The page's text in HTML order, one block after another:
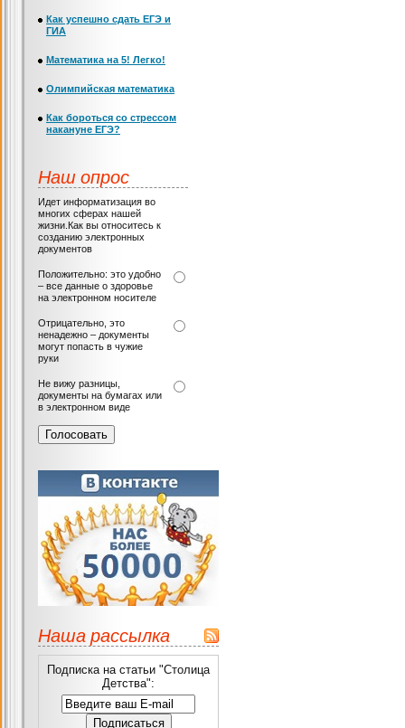
Как успешно сдать ЕГЭ и
ГИА
Математика на 5! Легко!
Олимпийская математика
Как бороться со стрессом
накануне ЕГЭ?
Наш опрос
Идет информатизация во
многих сферах нашей
жизни.Как вы относитесь к
созданию электронных
документов
Положительно: это удобно
– все данные о здоровье
на электронном носителе
Отрицательно, это
ненадежно – документы
могут попасть в чужие
руки
Не вижу разницы,
документы на бумагах или
в электронном виде
Наша рассылка
Подписка на статьи "Столица
Детства":